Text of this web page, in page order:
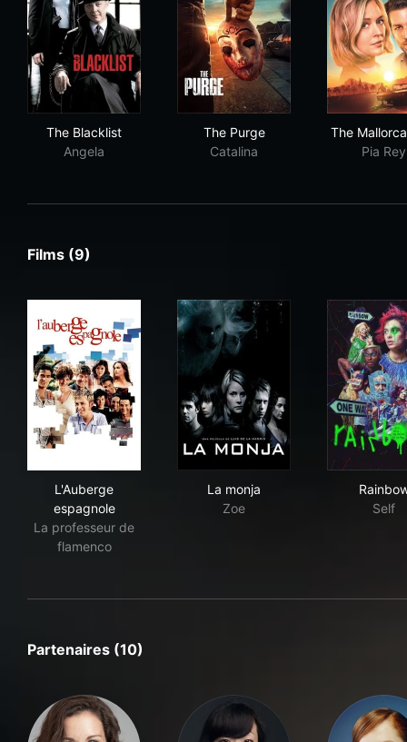
The Blacklist
Angela
The Purge
Catalina
The
Pia Rey
Films (9)
L'Auberge
espagnole
La professeur de
flamenco
La monja
Zoe
Self
Partenaires (10)